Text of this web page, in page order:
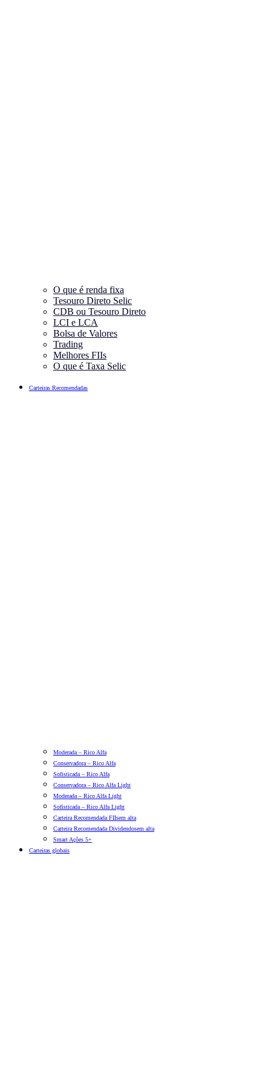
O que é renda fixa
Tesouro Direto Selic
CDB ou Tesouro Direto
LCI e LCA
Bolsa de Valores
Trading
Melhores FIIs
O que é Taxa Selic
Carteiras Recomendadas
Moderada – Rico Alfa
Conservadora – Rico Alfa
Sofisticada – Rico Alfa
Conservadora – Rico Alfa Light
Moderada – Rico Alfa Light
Sofisticada – Rico Alfa Light
Carteira Recomendada FIIsem alta
Carteira Recomendada Dividendosem alta
Smart Ações 5+
Carteiras globais